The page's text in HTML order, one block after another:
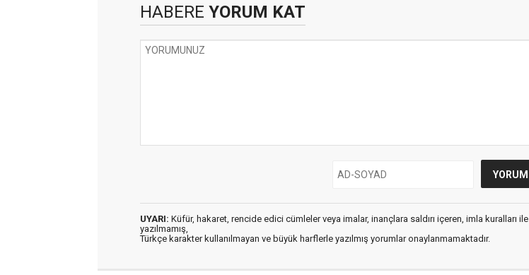
HABERE YORUM KAT
UYARI: Küfür, hakaret, rencide edici cümleler veya imalar, inançlara saldırı içeren, imla kuralları ile
yazılmamış,
Türkçe karakter kullanılmayan ve büyük harflerle yazılmış yorumlar onaylanmamaktadır.